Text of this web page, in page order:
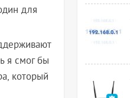
для
я смог бы
который